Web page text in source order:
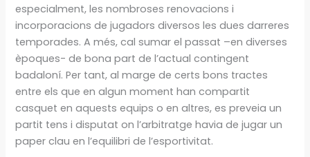
especialment, les nombroses renovacions i
incorporacions de jugadors diversos les dues darreres
temporades. A més, cal sumar el passat –en diverses
èpoques- de bona part de l’actual contingent
badaloní. Per tant, al marge de certs bons tractes
entre els que en algun moment han compartit
casquet en aquests equips o en altres, es preveia un
partit tens i disputat on l’arbitratge havia de jugar un
paper clau en l’equilibri de l’esportivitat.